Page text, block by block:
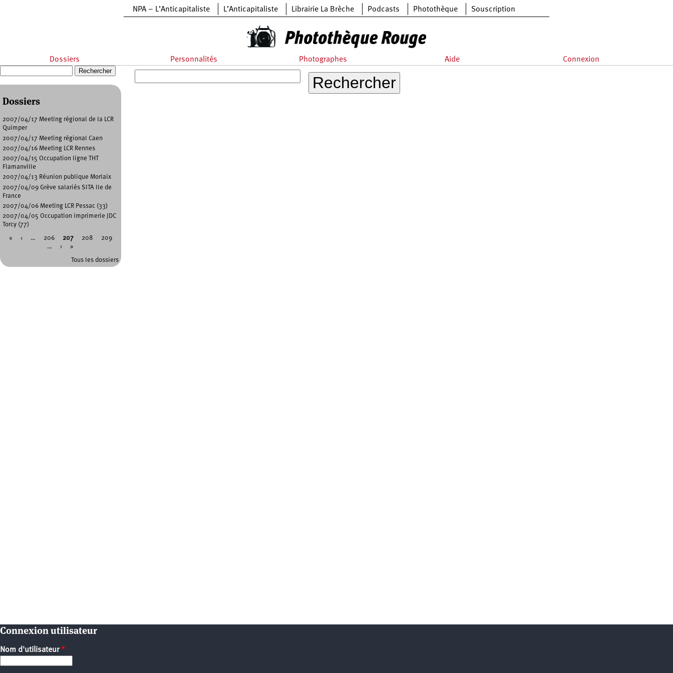
NPA – L’Anticapitaliste L’Anticapitaliste Librairie La Brèche Podcasts Photothèque Souscription
Dossiers Personnalités Photographes Aide Connexion
Formulaire de recherche
Dossiers
2007/04/17 Meeting régional de la LCR
Quimper
2007/04/17 Meeting régional Caen
2007/04/16 Meeting LCR Rennes
2007/04/15 Occupation ligne THT
Flamanville
2007/04/13 Réunion publique Morlaix
2007/04/09 Grève salariés SITA Ile de
France
2007/04/06 Meeting LCR Pessac (33)
2007/04/05 Occupation imprimerie JDC
Torcy (77)
« ‹ … 206 207 208
209
…
› »
Tous les dossiers
Connexion utilisateur
Nom d'utilisateur*